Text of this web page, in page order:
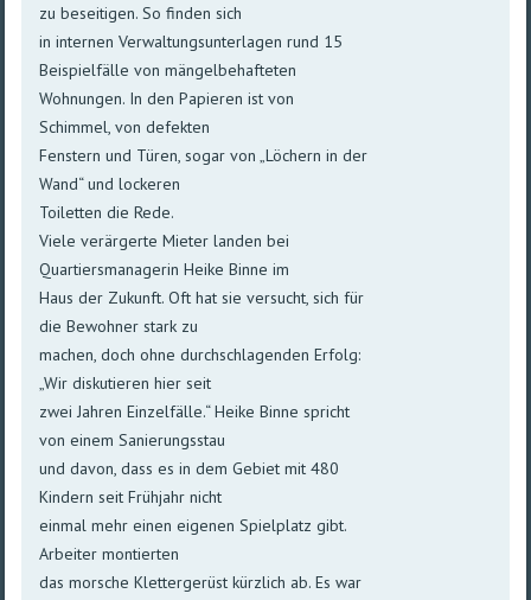
zu beseitigen. So finden sich
in internen Verwaltungsunterlagen rund 15
Beispielfälle von mängelbehafteten
Wohnungen. In den Papieren ist von
Schimmel, von defekten
Fenstern und Türen, sogar von „Löchern in der
Wand“ und lockeren
Toiletten die Rede.
Viele verärgerte Mieter landen bei
Quartiersmanagerin Heike Binne im
Haus der Zukunft. Oft hat sie versucht, sich für
die Bewohner stark zu
machen, doch ohne durchschlagenden Erfolg:
„Wir diskutieren hier seit
zwei Jahren Einzelfälle.“ Heike Binne spricht
von einem Sanierungsstau
und davon, dass es in dem Gebiet mit 480
Kindern seit Frühjahr nicht
einmal mehr einen eigenen Spielplatz gibt.
Arbeiter montierten
das morsche Klettergerüst kürzlich ab. Es war